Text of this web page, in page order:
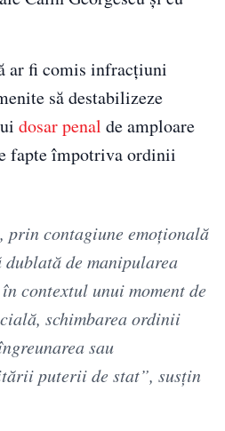
ar fi comis infracțiuni
să destabilizeze
dosar penal de amploare
fapte împotriva ordinii
prin contagiune emoţională
de manipularea
contextul unui moment de
schimbarea ordinii
sau
puterii de stat”, susțin